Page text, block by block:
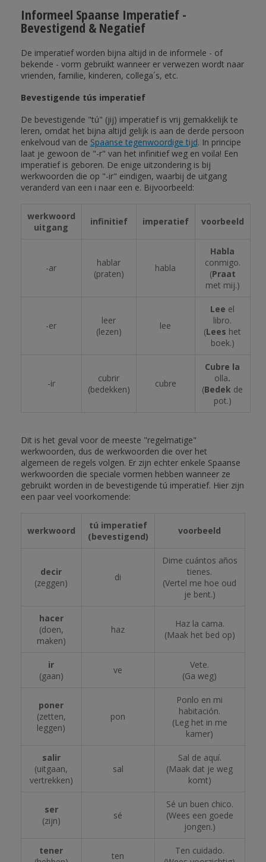
Informeel Spaanse Imperatief -
Bevestigend & Negatief
De imperatief worden bijna altijd in de informele - of
bekende - vorm gebruikt wanneer er verwezen wordt naar
vrienden, familie, kinderen, collega´s, etc.
Bevestigende tús imperatief
De bevestigende "tú" (jij) imperatief is vrij gemakkelijk te
leren, omdat het bijna altijd gelijk is aan de derde persoon
enkelvoud van de Spaanse tegenwoordige tijd. In principe
laat je gewoon de "-r" van het infinitief weg en voila! Een
imperatief is geboren. De enige uitzondering is bij
werkwoorden die op "-ir" eindigen, waarbij de uitgang
veranderd van een i naar een e. Bijvoorbeeld:
werkwoord
uitgang
infinitief imperatief voorbeeld
-ar
hablar
(praten)
habla
Habla
conmigo.
(Praat
met mij.)
-er
leer
(lezen)
lee
Lee el
libro.
(Lees het
boek.)
-ir
cubrir
(bedekken)
cubre
Cubre la
olla.
(Bedek de
pot.)
Dit is het geval voor de meeste "regelmatige"
werkwoorden, dus de werkwoorden die over het
algemeen de regels volgen. Er zijn echter enkele Spaanse
werkwoorden die speciale vormen hebben wanneer ze
gebruikt worden in de bevestigende tú imperatief. Hier zijn
een paar veel voorkomende:
werkwoord
tú imperatief
(bevestigend)
voorbeeld
decir
(zeggen)
di
Dime cuántos años
tienes.
(Vertel me hoe oud
je bent.)
hacer
(doen,
maken)
haz
Haz la cama.
(Maak het bed op)
ir
(gaan)
ve
Vete.
(Ga weg)
poner
(zetten,
leggen)
pon
Ponlo en mi
habitación.
(Leg het in me
kamer)
salir
(uitgaan,
vertrekken)
sal
Sal de aquí.
(Maak dat je weg
komt)
ser
(zijn)
sé
Sé un buen chico.
(Wees een goede
jongen.)
tener
ten
Ten cuidado.